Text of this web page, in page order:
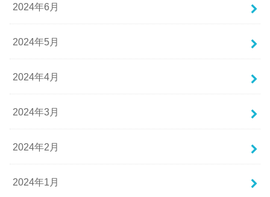
2024年6月
2024年5月
2024年4月
2024年3月
2024年2月
2024年1月